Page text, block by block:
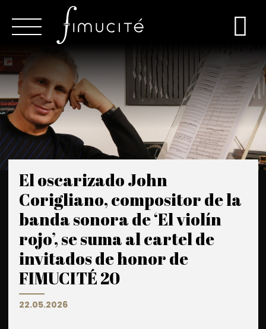
El oscarizado John
Corigliano, compositor de la
banda sonora de ‘El violín
rojo’, se suma al cartel de
invitados de honor de
FIMUCITÉ 20
22.05.2026